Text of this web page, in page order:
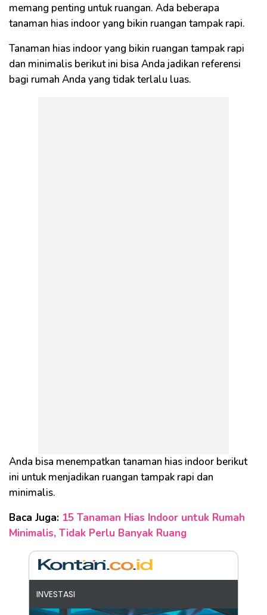
memang penting untuk ruangan. Ada beberapa
tanaman hias indoor yang bikin ruangan tampak rapi.
Tanaman hias indoor yang bikin ruangan tampak rapi
dan minimalis berikut ini bisa Anda jadikan referensi
bagi rumah Anda yang tidak terlalu luas.
Anda bisa menempatkan tanaman hias indoor berikut
ini untuk menjadikan ruangan tampak rapi dan
minimalis.
Baca Juga: 15 Tanaman Hias Indoor untuk Rumah
Minimalis, Tidak Perlu Banyak Ruang
INVESTASI